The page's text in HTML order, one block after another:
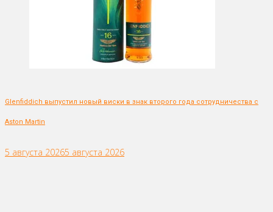
Glenfiddich выпустил новый виски в знак второго года сотрудничества с
Aston Martin
5 августа 20265 августа 2026